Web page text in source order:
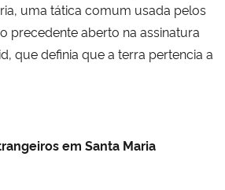
uma tática comum usada pelos
precedente aberto na assinatura
que definia que a terra pertencia a
em Santa Maria